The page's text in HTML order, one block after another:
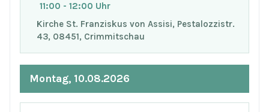
11:00 - 12:00 Uhr
Kirche St. Franziskus von Assisi, Pestalozzistr.
43, 08451, Crimmitschau
Montag, 10.08.2026